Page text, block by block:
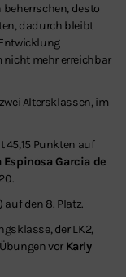
beherrschen, desto
dadurch bleibt
nicht mehr erreichbar
Altersklassen, im
45,15 Punkten auf
Espinosa Garcia de
auf den 8. Platz.
der LK2,
vor Karly